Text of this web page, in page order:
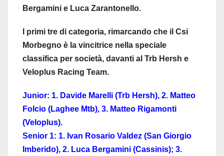
Bergamini e Luca Zarantonello.
I primi tre di categoria, rimarcando che il Csi
Morbegno è la vincitrice nella speciale
classifica per società, davanti al Trb Hersh e
Veloplus Racing Team.
Junior: 1. Davide Marelli (Trb Hersh), 2. Matteo
Folcio (Laghee Mtb), 3. Matteo Rigamonti
(Veloplus).
Senior 1: 1. Ivan Rosario Valdez (San Giorgio
Imberido), 2. Luca Bergamini (Cassinis); 3.